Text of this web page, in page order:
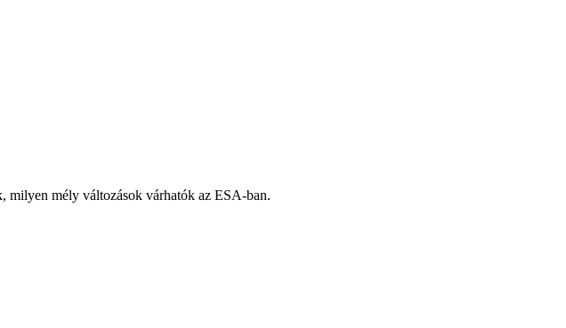
milyen mély változások várhatók az ESA-ban.